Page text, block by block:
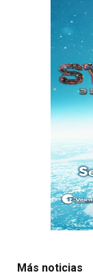
Más noticias